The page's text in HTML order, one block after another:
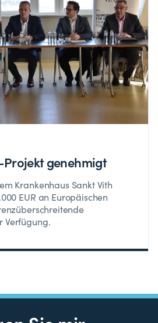
genehmigt
Krankenhaus Sankt Vith
EUR an Europäischen
Verfügung.